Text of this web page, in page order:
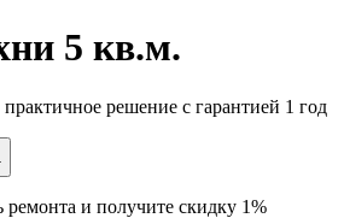
5 кв.м.
решение с гарантией 1 год
ремонта и получите скидку 1%